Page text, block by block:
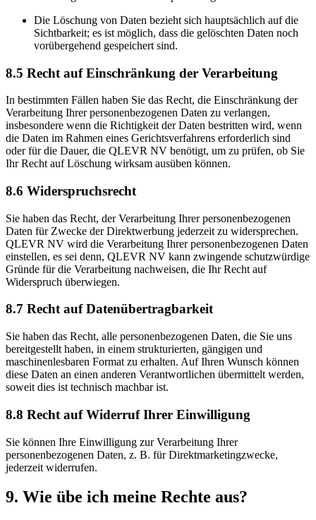
Die Löschung von Daten bezieht sich hauptsächlich auf die
Sichtbarkeit; es ist möglich, dass die gelöschten Daten noch
vorübergehend gespeichert sind.
8.5 Recht auf Einschränkung der Verarbeitung
In bestimmten Fällen haben Sie das Recht, die Einschränkung der
Verarbeitung Ihrer personenbezogenen Daten zu verlangen,
insbesondere wenn die Richtigkeit der Daten bestritten wird, wenn
die Daten im Rahmen eines Gerichtsverfahrens erforderlich sind
oder für die Dauer, die QLEVR NV benötigt, um zu prüfen, ob Sie
Ihr Recht auf Löschung wirksam ausüben können.
8.6 Widerspruchsrecht
Sie haben das Recht, der Verarbeitung Ihrer personenbezogenen
Daten für Zwecke der Direktwerbung jederzeit zu widersprechen.
QLEVR NV wird die Verarbeitung Ihrer personenbezogenen Daten
einstellen, es sei denn, QLEVR NV kann zwingende schutzwürdige
Gründe für die Verarbeitung nachweisen, die Ihr Recht auf
Widerspruch überwiegen.
8.7 Recht auf Datenübertragbarkeit
Sie haben das Recht, alle personenbezogenen Daten, die Sie uns
bereitgestellt haben, in einem strukturierten, gängigen und
maschinenlesbaren Format zu erhalten. Auf Ihren Wunsch können
diese Daten an einen anderen Verantwortlichen übermittelt werden,
soweit dies ist technisch machbar ist.
8.8 Recht auf Widerruf Ihrer Einwilligung
Sie können Ihre Einwilligung zur Verarbeitung Ihrer
personenbezogenen Daten, z. B. für Direktmarketingzwecke,
jederzeit widerrufen.
9. Wie übe ich meine Rechte aus?